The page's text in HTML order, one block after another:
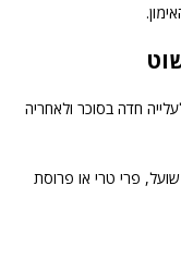
חדה בסוכר ולאחריה
פרי טרי או פרוסת